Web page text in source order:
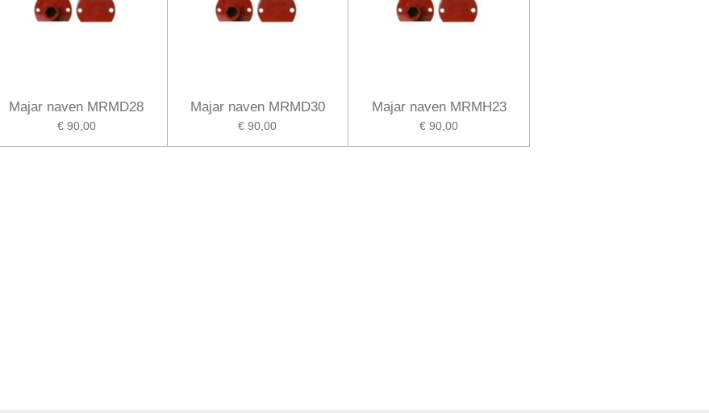
Majar naven MRMD28
€ 90,00
Majar naven MRMD30
€ 90,00
Majar naven MRMH23
€ 90,00